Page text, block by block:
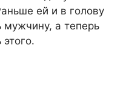
ей и в голову
мужчину, а теперь